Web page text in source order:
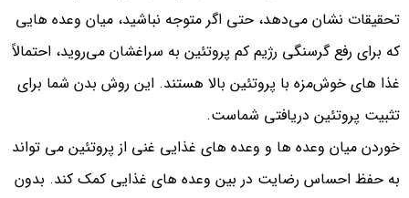
تحقیقات نشان می‌دهد، حتی اگر متوجه نباشید، میان‌ وعده‌ هایی
که برای رفع گرسنگی رژیم کم پروتئین به سراغشان می‌روید، احتمالاً
غذا های خوش‌مزه با پروتئین بالا هستند. این روش بدن شما برای
تثبیت پروتئین دریافتی شماست.
خوردن میان وعده ها و وعده های غذایی غنی از پروتئین می تواند
به حفظ احساس رضایت در بین وعده های غذایی کمک کند. بدون